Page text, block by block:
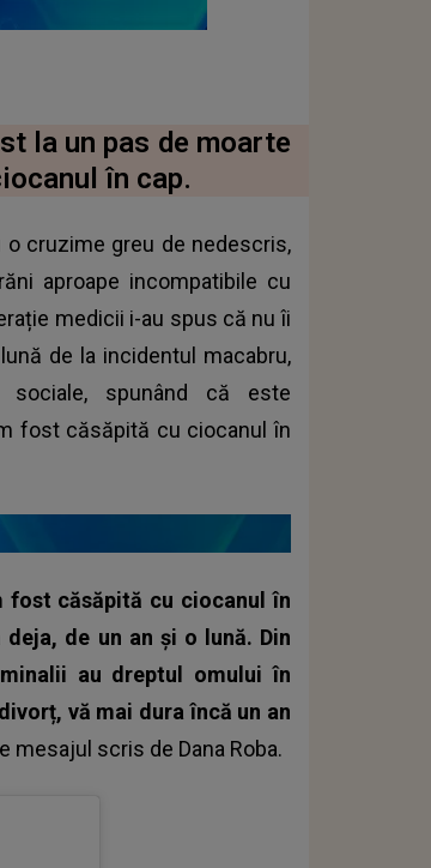
la un pas de moarte
în cap.
o cruzime greu de nedescris,
aproape incompatibile cu
medicii i-au spus că nu îi
de la incidentul macabru,
spunând că este
fost căsăpită cu ciocanul în
fost căsăpită cu ciocanul în
de un an și o lună. Din
au dreptul omului în
vă mai dura încă un an
mesajul scris de Dana Roba.